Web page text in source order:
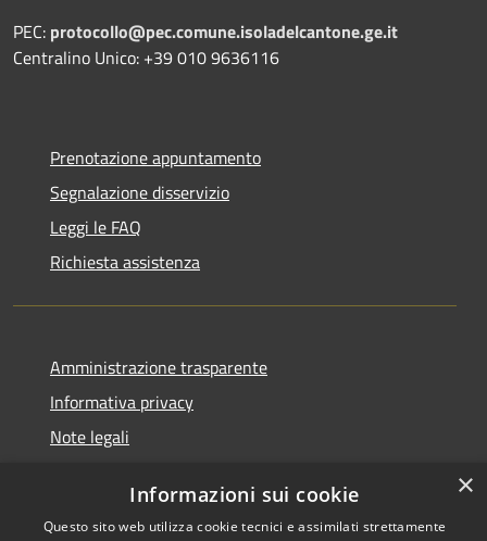
PEC: protocollo@pec.comune.isoladelcantone.ge.it
Centralino Unico: +39 010 9636116
Prenotazione appuntamento
Segnalazione disservizio
Leggi le FAQ
Richiesta assistenza
Amministrazione trasparente
Informativa privacy
Note legali
×
Informazioni sui cookie
Questo sito web utilizza cookie tecnici e assimilati strettamente